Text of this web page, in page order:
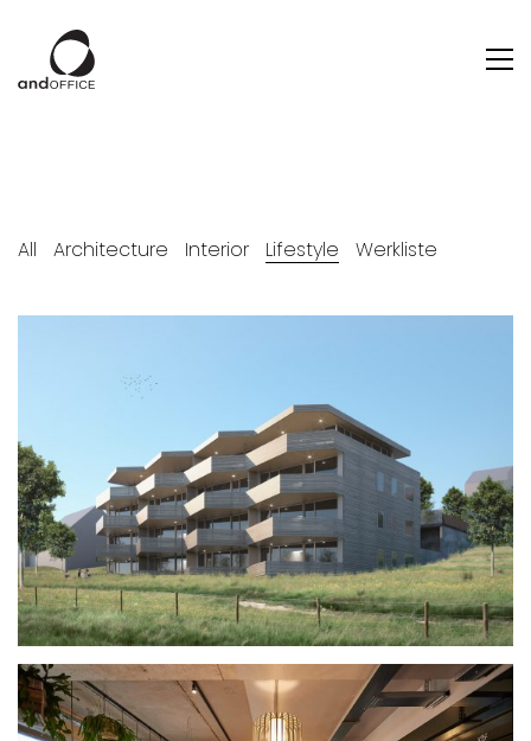
All Architecture Interior Lifestyle Werkliste